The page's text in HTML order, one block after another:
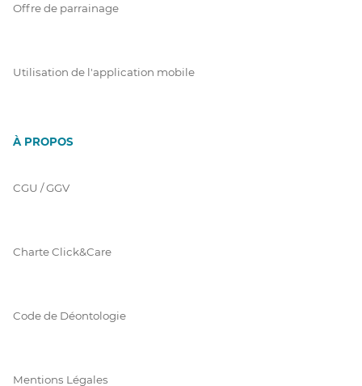
Offre de parrainage
Utilisation de l'application mobile
À PROPOS
CGU / GGV
Charte Click&Care
Code de Déontologie
Mentions Légales